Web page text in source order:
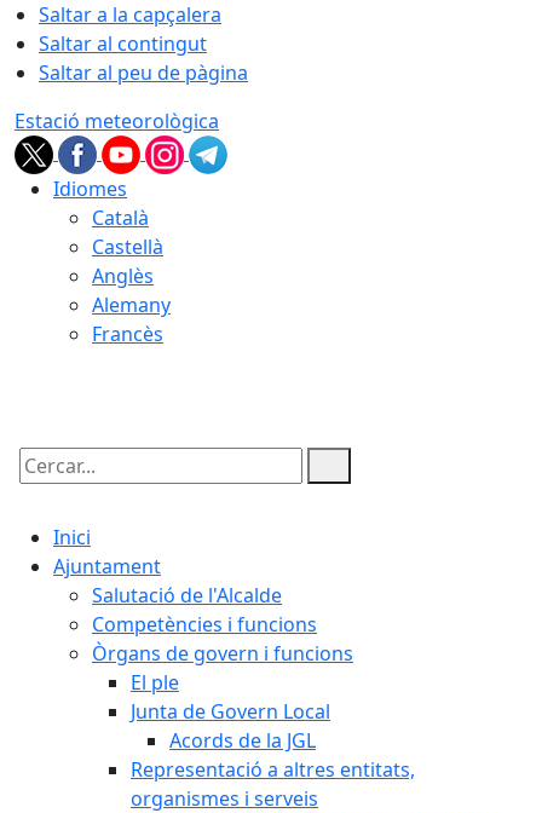
Saltar a la capçalera
Saltar al contingut
Saltar al peu de pàgina
Estació meteorològica
Idiomes
Català
Castellà
Anglès
Alemany
Francès
Cercar:
Inici
Ajuntament
Salutació de l'Alcalde
Competències i funcions
Òrgans de govern i funcions
El ple
Junta de Govern Local
Acords de la JGL
Representació a altres entitats,
organismes i serveis